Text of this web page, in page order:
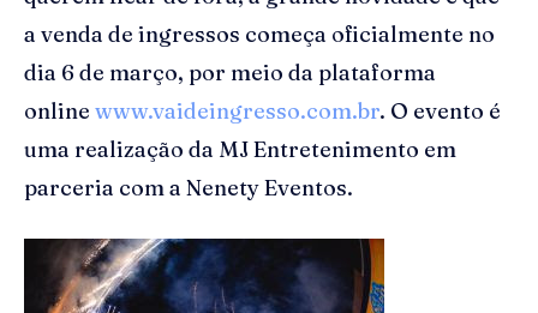
a venda de ingressos começa oficialmente no
dia 6 de março, por meio da plataforma
online www.vaideingresso.com.br. O evento é
uma realização da MJ Entretenimento em
parceria com a Nenety Eventos.